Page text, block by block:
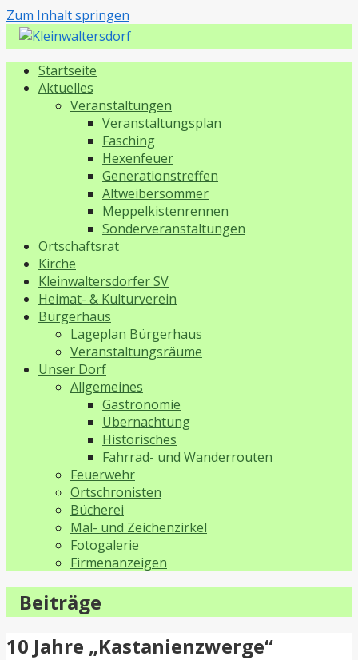
Zum Inhalt springen
Kleinwaltersdorf
Startseite
Aktuelles
Veranstaltungen
Veranstaltungsplan
Fasching
Hexenfeuer
Generationstreffen
Altweibersommer
Meppelkistenrennen
Sonderveranstaltungen
Ortschaftsrat
Kirche
Kleinwaltersdorfer SV
Heimat- & Kulturverein
Bürgerhaus
Lageplan Bürgerhaus
Veranstaltungsräume
Unser Dorf
Allgemeines
Gastronomie
Übernachtung
Historisches
Fahrrad- und Wanderrouten
Feuerwehr
Ortschronisten
Bücherei
Mal- und Zeichenzirkel
Fotogalerie
Firmenanzeigen
Beiträge
10 Jahre „Kastanienzwerge“